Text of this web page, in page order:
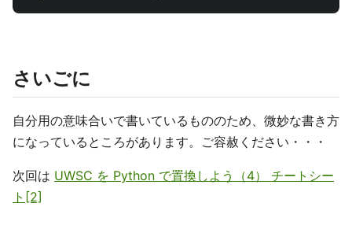
さいごに
自分用の意味合いで書いているもののため、微妙な書き方
になっているところがあります。ご容赦ください・・・
次回は UWSC を Python で置換しよう（4） チートシー
ト[2]